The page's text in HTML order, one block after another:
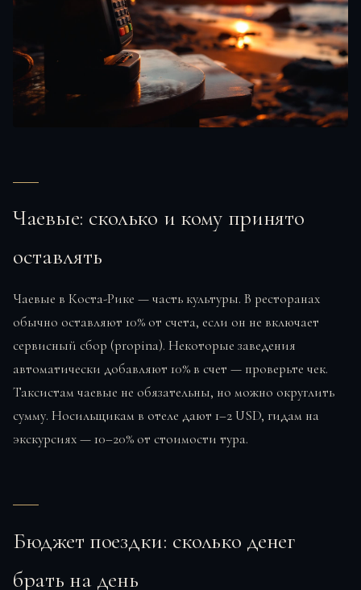
Чаевые: сколько и кому принято
оставлять
Чаевые в Коста-Рике — часть культуры. В ресторанах
обычно оставляют 10% от счета, если он не включает
сервисный сбор (propina). Некоторые заведения
автоматически добавляют 10% в счет — проверьте чек.
Таксистам чаевые не обязательны, но можно округлить
сумму. Носильщикам в отеле дают 1–2 USD, гидам на
экскурсиях — 10–20% от стоимости тура.
Бюджет поездки: сколько денег
брать на день